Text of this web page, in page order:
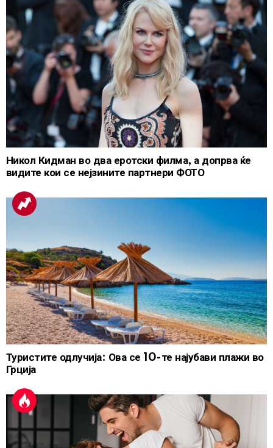
Никол Кидман во два еротски филма, а допрва ќе
видите кои се нејзините партнери ФОТО
Туристите одлучија: Ова се 10-те најубави плажи во
Грција